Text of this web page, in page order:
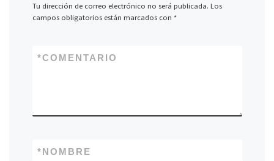
Tu dirección de correo electrónico no será publicada. Los
campos obligatorios están marcados con *
COMENTARIO
*
NOMBRE
*